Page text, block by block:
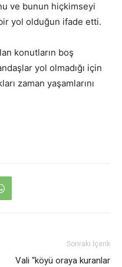
ve bunun hiçkimseyi
yol olduğun ifade etti.
konutların boş
yol olmadığı için
zaman yaşamlarını
Sonraki İçerik
Vali “köyü oraya kuranlar